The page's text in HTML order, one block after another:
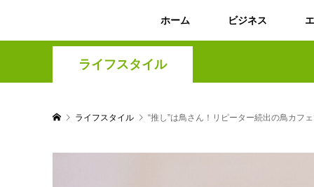
ホーム ビジネス
ライフスタイル
ライフスタイル “推し”は鳥さん！リピーター続出の鳥カフ